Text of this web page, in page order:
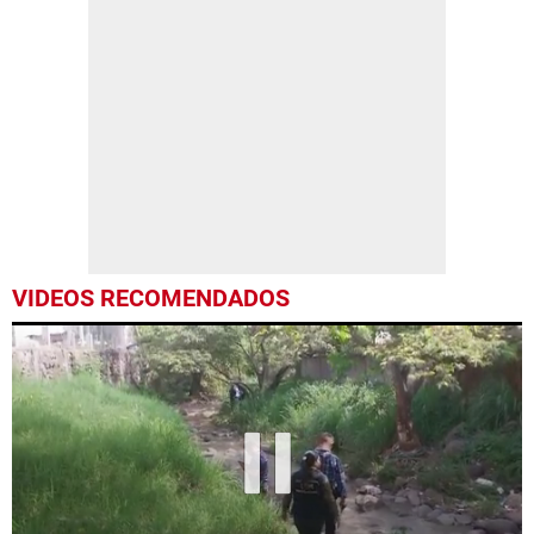
VIDEOS RECOMENDADOS